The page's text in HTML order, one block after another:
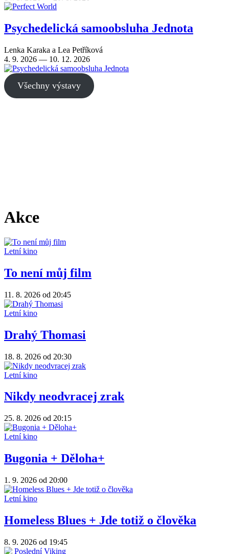
Psychedelická samoobsluha Jednota
Lenka Karaka a Lea Petříková
4. 9. 2026 — 10. 12. 2026
Všechny výstavy
Akce
Letní kino
To není můj film
11. 8. 2026 od 20:45
Letní kino
Drahý Thomasi
18. 8. 2026 od 20:30
Letní kino
Nikdy neodvracej zrak
25. 8. 2026 od 20:15
Letní kino
Bugonia + Děloha+
1. 9. 2026 od 20:00
Letní kino
Homeless Blues + Jde totiž o člověka
8. 9. 2026 od 19:45